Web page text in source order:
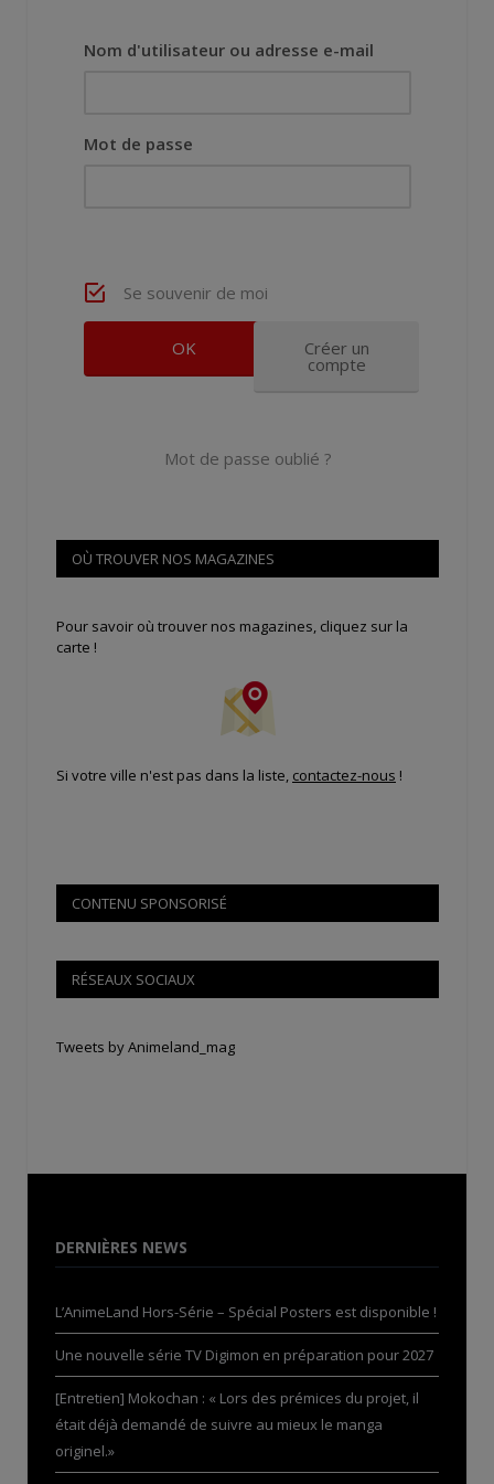
Nom d'utilisateur ou adresse e-mail
Mot de passe
Se souvenir de moi
Créer un
compte
Mot de passe oublié ?
OÙ TROUVER NOS MAGAZINES
Pour savoir où trouver nos magazines, cliquez sur la
carte !
Si votre ville n'est pas dans la liste, contactez-nous !
CONTENU SPONSORISÉ
RÉSEAUX SOCIAUX
Tweets by Animeland_mag
DERNIÈRES NEWS
L’AnimeLand Hors-Série – Spécial Posters est disponible !
Une nouvelle série TV Digimon en préparation pour 2027
[Entretien] Mokochan : « Lors des prémices du projet, il
était déjà demandé de suivre au mieux le manga
originel.»